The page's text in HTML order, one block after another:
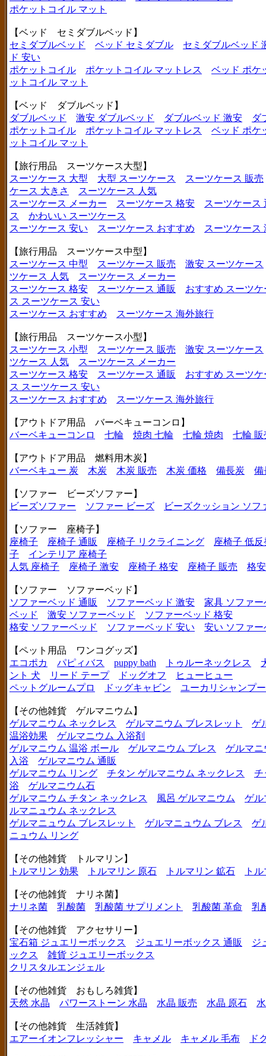
ポケットコイル マット
【ベッド セミダブルベッド】
セミダブルベッド
ベッド セミダブル
セミダブルベッド
ド 安い
ポケットコイル
ポケットコイル マットレス
ベッド ポケ
ットコイル マット
【ベッド ダブルベッド】
ダブルベッド
激安 ダブルベッド ダブルベッド 激安
ダ
ポケットコイル
ポケットコイル マットレス
ベッド ポケ
ットコイル マット
【旅行用品 スーツケース大型】
スーツケース 大型
大型 スーツケース
スーツケース 販売
ケース 大きさ
スーツケース 人気
スーツケース メーカー
スーツケース 格安
スーツケース
ス
かわいい スーツケース
スーツケース 安い
スーツケース おすすめ スーツケース
【旅行用品 スーツケース中型】
スーツケース 中型
スーツケース 販売
激安 スーツケース
ツケース 人気
スーツケース メーカー
スーツケース 格安
スーツケース 通販
おすすめ スーツケ
ス スーツケース 安い
スーツケース おすすめ
スーツケース 海外旅行
【旅行用品 スーツケース小型】
スーツケース 小型
スーツケース 販売
激安 スーツケース
ツケース 人気
スーツケース メーカー
スーツケース 格安
スーツケース 通販
おすすめ スーツケ
ス スーツケース 安い
スーツケース おすすめ
スーツケース 海外旅行
【アウトドア用品 バーベキューコンロ】
バーベキューコンロ
七輪 焼肉 七輪 七輪 焼肉 七輪 販
【アウトドア用品 燃料用木炭】
バーベキュー 炭
木炭 木炭 販売 木炭 価格 備長炭 備
【ソファー ビーズソファー】
ビーズソファー
ソファー ビーズ ビーズクッション ソフ
【ソファー 座椅子】
座椅子
座椅子 通販 座椅子 リクライニング
座椅子 低反
子
インテリア 座椅子
人気 座椅子
座椅子 激安 座椅子 格安 座椅子 販売 格
【ソファー ソファーベッド】
ソファーベッド 通販
ソファーベッド 激安
家具 ソファー
ベッド
激安 ソファーベッド
ソファーベッド 格安
格安 ソファーベッド
ソファーベッド 安い 安い ソファー
【ペット用品 ワンコグッズ】
エコポカ
パピィバス puppy bath トゥルーネックレス
ント 犬
リード テープ ドッグオフ
ヒューヒュー
ペットグルームプロ
ドッグキャビン ユーカリシャンプー
【その他雑貨 ゲルマニウム】
ゲルマニウム ネックレス
ゲルマニウム ブレスレット
ゲ
温浴効果
ゲルマニウム 入浴剤
ゲルマニウム 温浴 ボール
ゲルマニウム ブレス
ゲルマニ
入浴
ゲルマニウム 通販
ゲルマニウム リング
チタン ゲルマニウム ネックレス
チ
浴
ゲルマニウム石
ゲルマニウム チタン ネックレス
風呂 ゲルマニウム
ゲル
ルマニュウム ネックレス
ゲルマニュウム ブレスレット
ゲルマニュウム ブレス
ゲ
ニュウム リング
【その他雑貨 トルマリン】
トルマリン 効果
トルマリン 原石 トルマリン 鉱石 ト
【その他雑貨 ナリネ菌】
ナリネ菌
乳酸菌 乳酸菌 サプリメント 乳酸菌 革命 乳
【その他雑貨 アクセサリー】
宝石箱 ジュエリーボックス
ジュエリーボックス 通販
ジ
ックス
雑貨 ジュエリーボックス
クリスタルエンジェル
【その他雑貨 おもしろ雑貨】
天然 水晶
パワーストーン 水晶 水晶 販売 水晶 原石
【その他雑貨 生活雑貨】
エアーイオンフレッシャー
キャメル キャメル 毛布 ド